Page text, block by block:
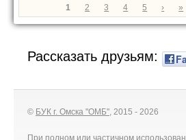
Страницы
1 2 3 4 5 › »
Рассказать друзьям:
© БУК г. Омска "ОМБ", 2015 - 2026